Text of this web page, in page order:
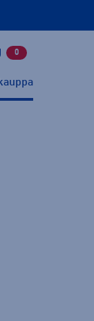
0 tuotetta